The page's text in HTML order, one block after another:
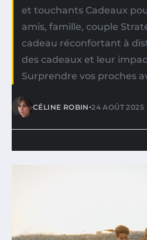
et touchants Cadeaux
amis, famille, couple
cadeau réconfortant à
des cadeaux et leur
Surprendre vos proches
CÉLINE ROBIN•24 AOÛT 2025